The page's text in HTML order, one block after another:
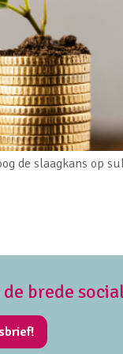
de slaagkans op
brede